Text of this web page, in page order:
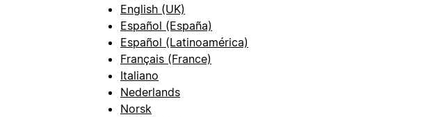
English (UK)
Español (España)
Español (Latinoamérica)
Français (France)
Italiano
Nederlands
Norsk